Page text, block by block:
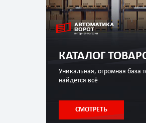
КАТАЛОГ
Уникальная, огромная база
найдется всё
СМОТРЕТЬ